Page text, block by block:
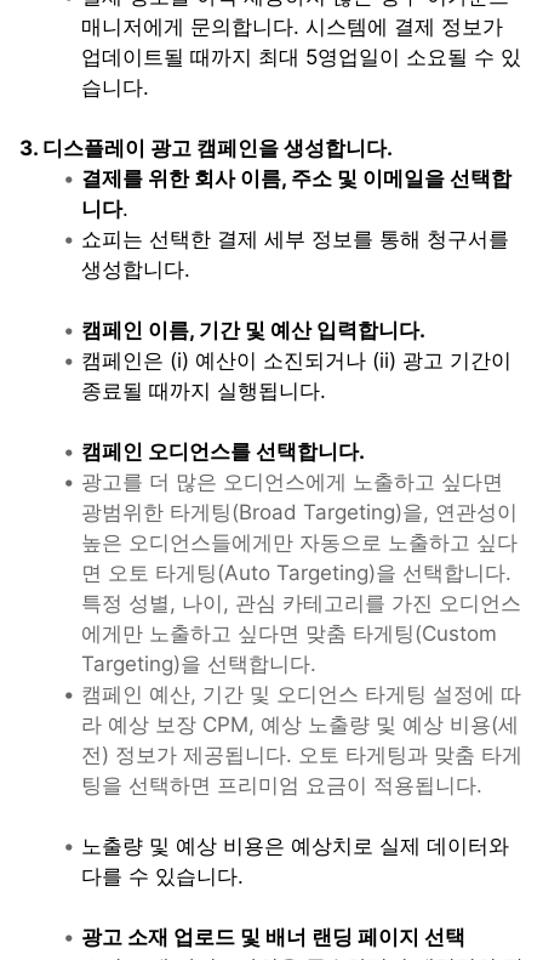
매니저에게 문의합니다. 시스템에 결제 정보가
업데이트될 때까지 최대 5영업일이 소요될 수 있
습니다.
3. 디스플레이 광고 캠페인을 생성합니다.
결제를 위한 회사 이름, 주소 및 이메일을 선택합
니다.
쇼피는 선택한 결제 세부 정보를 통해 청구서를
생성합니다.
캠페인 이름, 기간 및 예산 입력합니다.
캠페인은 (i) 예산이 소진되거나 (ii) 광고 기간이
종료될 때까지 실행됩니다.
캠페인 오디언스를 선택합니다.
광고를 더 많은 오디언스에게 노출하고 싶다면
광범위한 타게팅(Broad Targeting)을, 연관성이
높은 오디언스들에게만 자동으로 노출하고 싶다
면 오토 타게팅(Auto Targeting)을 선택합니다.
특정 성별, 나이, 관심 카테고리를 가진 오디언스
에게만 노출하고 싶다면 맞춤 타게팅(Custom
Targeting)을 선택합니다.
캠페인 예산, 기간 및 오디언스 타게팅 설정에 따
라 예상 보장 CPM, 예상 노출량 및 예상 비용(세
전) 정보가 제공됩니다. 오토 타게팅과 맞춤 타게
팅을 선택하면 프리미엄 요금이 적용됩니다.
노출량 및 예상 비용은 예상치로 실제 데이터와
다를 수 있습니다.
광고 소재 업로드 및 배너 랜딩 페이지 선택